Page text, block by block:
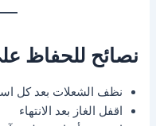
نصائح للحفاظ
نظف الشعلات بعد كل
اقفل الغاز بعد الانتهاء